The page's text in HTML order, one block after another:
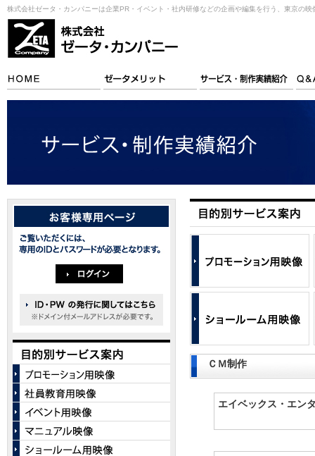
株式会社ゼータ・カンパニーは企業PR・イベント・社内研修などの企画や編集を行う、東京の
ＣＭ制作
エイベックス・エン